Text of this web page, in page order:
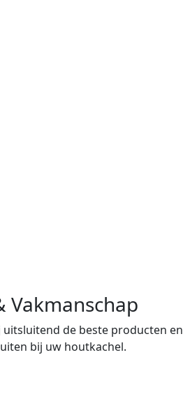
Vakmanschap
de beste producten en
bij uw houtkachel.